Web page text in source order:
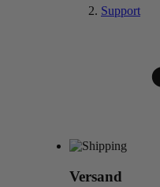
Support
Versand